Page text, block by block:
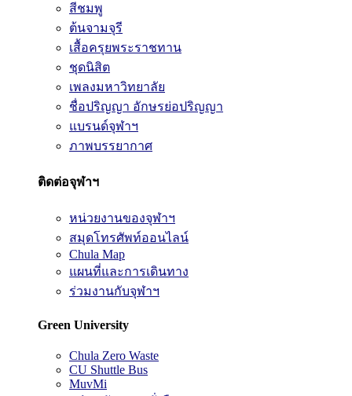
สีชมพู
ต้นจามจุรี
เสื้อครุยพระราชทาน
ชุดนิสิต
เพลงมหาวิทยาลัย
ชื่อปริญญา อักษรย่อปริญญา
แบรนด์จุฬาฯ
ภาพบรรยากาศ
ติดต่อจุฬาฯ
หน่วยงานของจุฬาฯ
สมุดโทรศัพท์ออนไลน์
Chula Map
แผนที่และการเดินทาง
ร่วมงานกับจุฬาฯ
Green University
Chula Zero Waste
CU Shuttle Bus
MuvMi